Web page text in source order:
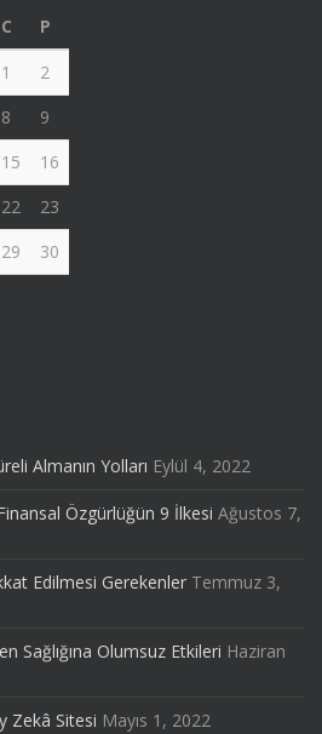
C
P
1
2
8
9
15
16
22
23
29
30
Almanın Yolları Eylül 4, 2022
Özgürlüğün 9 İlkesi Ağustos 7,
Edilmesi Gerekenler Temmuz 3,
Sağlığına Olumsuz Etkileri Haziran
Zekâ Sitesi Mayıs 1, 2022